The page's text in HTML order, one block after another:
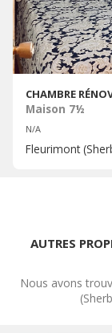
CHAMBRE
Maison 7½
N/A
Fleurimont
AUTRES
Nous avons